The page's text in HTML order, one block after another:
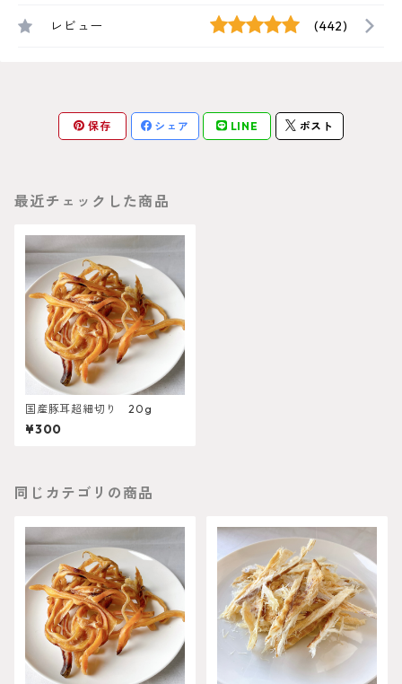
レビュー (442)
保存 シェア LINE ポスト
最近チェックした商品
国産豚耳超細切り 20g
¥300
同じカテゴリの商品